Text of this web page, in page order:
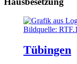
Tübingen